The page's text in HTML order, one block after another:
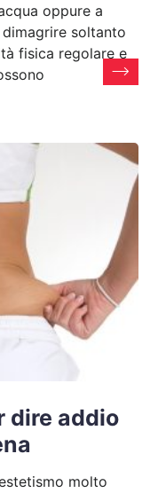
oppure a
soltanto
fisica regolare e
dire addio
molto